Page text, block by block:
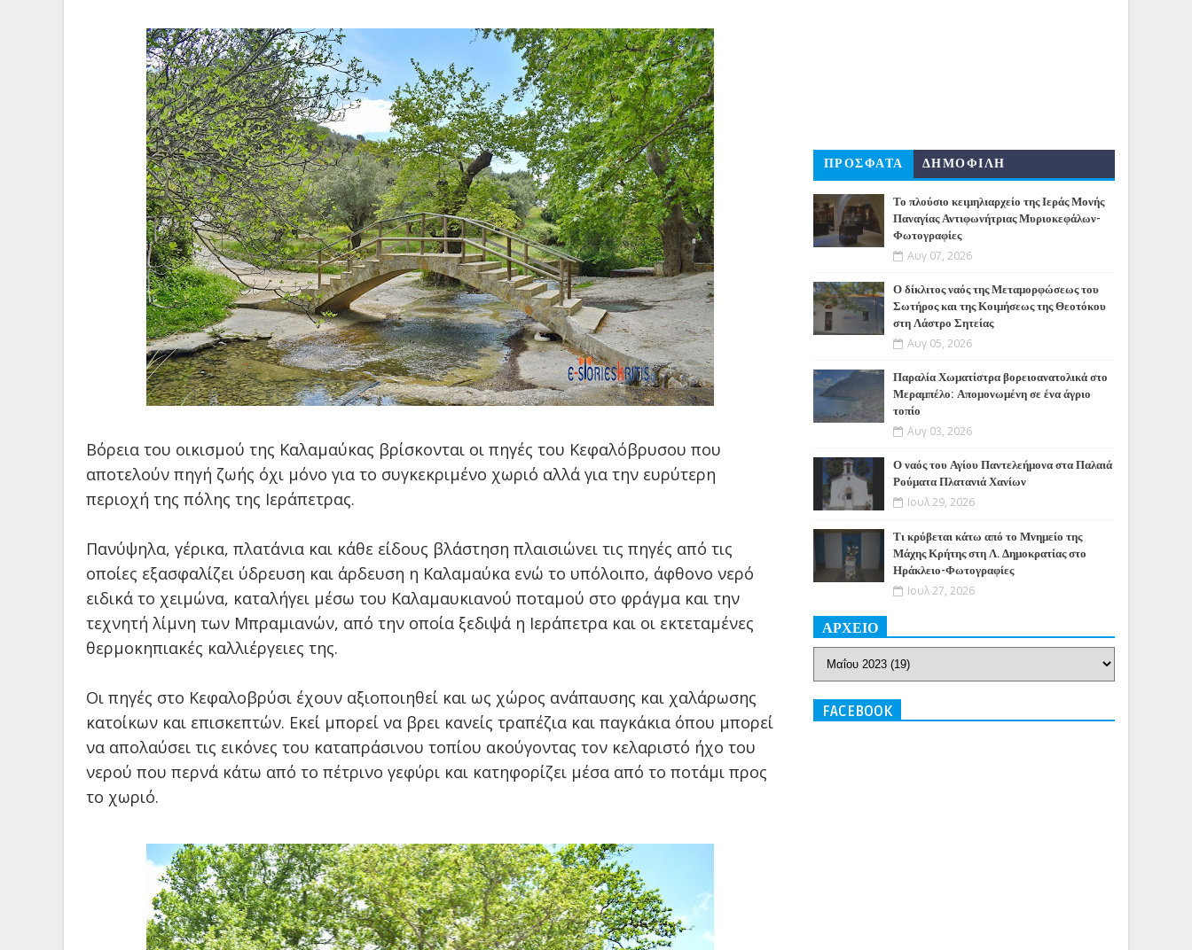
Βόρεια του οικισμού της Καλαμαύκας βρίσκονται οι πηγές του Κεφαλόβρυσου που
αποτελούν πηγή ζωής όχι μόνο για το συγκεκριμένο χωριό αλλά για την ευρύτερη
περιοχή της πόλης της Ιεράπετρας.
Πανύψηλα, γέρικα, πλατάνια και κάθε είδους βλάστηση πλαισιώνει τις πηγές από τις
οποίες εξασφαλίζει ύδρευση και άρδευση η Καλαμαύκα ενώ το υπόλοιπο, άφθονο νερό
ειδικά το χειμώνα, καταλήγει μέσω του Καλαμαυκιανού ποταμού στο φράγμα και την
τεχνητή λίμνη των Μπραμιανών, από την οποία ξεδιψά η Ιεράπετρα και οι εκτεταμένες
θερμοκηπιακές καλλιέργειες της.
Οι πηγές στο Κεφαλοβρύσι έχουν αξιοποιηθεί και ως χώρος ανάπαυσης και χαλάρωσης
κατοίκων και επισκεπτών. Εκεί μπορεί να βρει κανείς τραπέζια και παγκάκια όπου μπορεί
να απολαύσει τις εικόνες του καταπράσινου τοπίου ακούγοντας τον κελαριστό ήχο του
νερού που περνά κάτω από το πέτρινο γεφύρι και κατηφορίζει μέσα από το ποτάμι προς
το χωριό.
ΠΡΟΣΦΑΤΑ ΔΗΜΟΦΙΛΗ
Το πλούσιο κειμηλιαρχείο της Ιεράς Μονής
Παναγίας Αντιφωνήτριας Μυριοκεφάλων-
Φωτογραφίες
Αυγ 07, 2026
Ο δίκλιτος ναός της Μεταμορφώσεως του
Σωτήρος και της Κοιμήσεως της Θεοτόκου
στη Λάστρο Σητείας
Αυγ 05, 2026
Παραλία Χωματίστρα βορειοανατολικά στο
Μεραμπέλο: Απομονωμένη σε ένα άγριο
τοπίο
Αυγ 03, 2026
Ο ναός του Αγίου Παντελεήμονα στα Παλαιά
Ρούματα Πλατανιά Χανίων
Ιουλ 29, 2026
Τι κρύβεται κάτω από το Μνημείο της
Μάχης Κρήτης στη Λ. Δημοκρατίας στο
Ηράκλειο-Φωτογραφίες
Ιουλ 27, 2026
ΑΡΧΕΙΟ
FACEBOOK